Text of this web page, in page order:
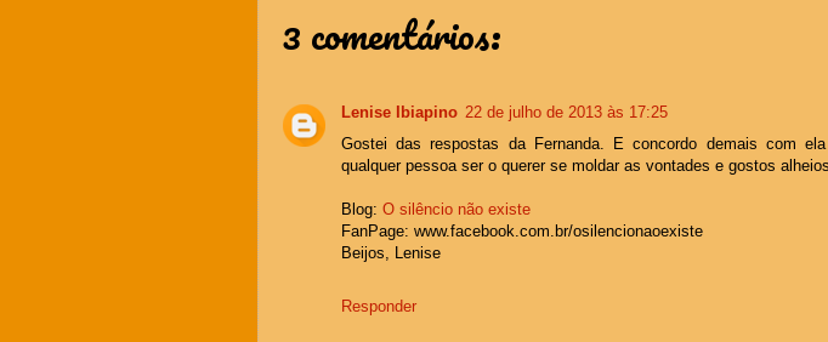
3 comentários:
Lenise Ibiapino 22 de julho de 2013 às 17:25
Gostei das respostas da Fernanda. E concordo demais com
qualquer pessoa ser o querer se moldar as vontades e gostos
Blog: O silêncio não existe
FanPage: www.facebook.com.br/osilencionaoexiste
Beijos, Lenise
Responder